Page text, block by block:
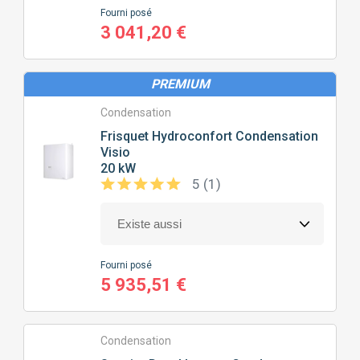
Fourni posé
3 041,20 €
PREMIUM
Condensation
Frisquet Hydroconfort Condensation
Visio
20 kW
5 (1)
Fourni posé
5 935,51 €
Condensation